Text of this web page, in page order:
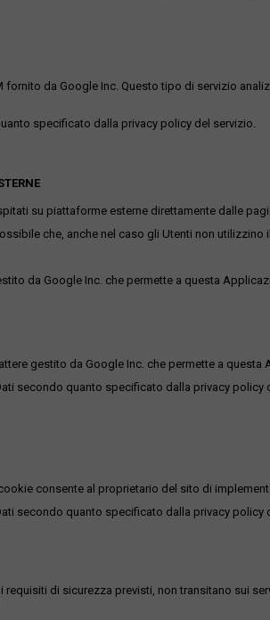
fornito da Google Inc. Questo tipo di servizio
specificato dalla privacy policy del servizio.
su piattaforme esterne direttamente dalle
che, anche nel caso gli Utenti non
da Google Inc. che permette a questa
gestito da Google Inc. che permette a
secondo quanto specificato dalla privacy policy
consente al proprietario del sito di
secondo quanto specificato dalla privacy policy
di sicurezza previsti, non transitano sui